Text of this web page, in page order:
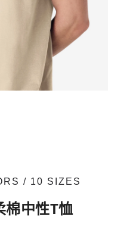
/ 10 SIZES
中性T恤